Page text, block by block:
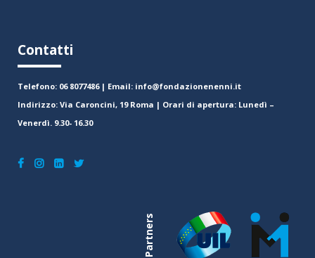
Contatti
Telefono: 06 8077486 | Email: info@fondazionenenni.it
Indirizzo: Via Caroncini, 19 Roma | Orari di apertura: Lunedì –
Venerdì. 9.30- 16.30
Partners